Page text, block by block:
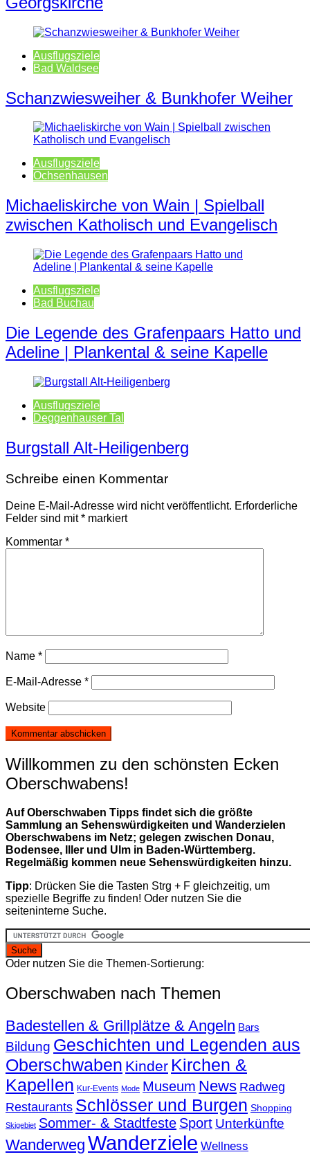
Ausflugsziele
Bad Waldsee
Schanzwiesweiher & Bunkhofer Weiher
Ausflugsziele
Ochsenhausen
Michaeliskirche von Wain | Spielball
zwischen Katholisch und Evangelisch
Ausflugsziele
Bad Buchau
Die Legende des Grafenpaars Hatto und
Adeline | Plankental & seine Kapelle
Ausflugsziele
Deggenhauser Tal
Burgstall Alt-Heiligenberg
Schreibe einen Kommentar
Deine E-Mail-Adresse wird nicht veröffentlicht. Erforderliche
Felder sind mit* markiert
Kommentar *
Name *
E-Mail-Adresse *
Website
Willkommen zu den schönsten Ecken
Oberschwabens!
Auf Oberschwaben Tipps findet sich die größte
Sammlung an Sehenswürdigkeiten und Wanderzielen
Oberschwabens im Netz; gelegen zwischen Donau,
Bodensee, Iller und Ulm in Baden-Württemberg.
Regelmäßig kommen neue Sehenswürdigkeiten hinzu.
Tipp: Drücken Sie die Tasten Strg + F gleichzeitig, um
spezielle Begriffe zu finden! Oder nutzen Sie die
seiteninterne Suche.
Oder nutzen Sie die Themen-Sortierung:
Oberschwaben nach Themen
Badestellen & Grillplätze & Angeln Bars
Bildung Geschichten und Legenden aus
Oberschwaben Kinder Kirchen &
Kapellen Kur-Events Mode Museum News Radweg
Restaurants Schlösser und Burgen Shopping
Skigebiet Sommer- & Stadtfeste Sport Unterkünfte
Wanderweg Wanderziele Wellness